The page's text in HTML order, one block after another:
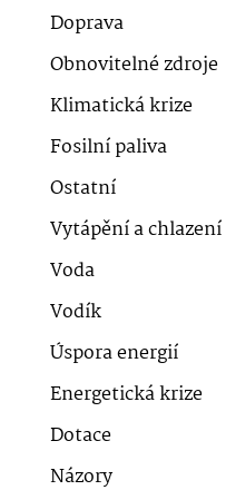
Doprava
Obnovitelné zdroje
Klimatická krize
Fosilní paliva
Ostatní
Vytápění a chlazení
Voda
Vodík
Úspora energií
Energetická krize
Dotace
Názory